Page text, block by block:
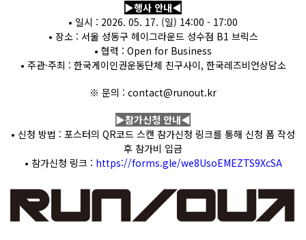
▶행사 안내◀
• 일시 : 2026. 05. 17. (일) 14:00 - 17:00
• 장소 : 서울 성동구 헤이그라운드 성수점 B1 브릭스
• 협력 : Open for Business
• 주관·주최 : 한국게이인권운동단체 친구사이, 한국레즈비언상담소
※ 문의 : contact@runout.kr
▶참가신청 안내◀
• 신청 방법 : 포스터의 QR코드 스캔 참가신청 링크를 통해 신청 폼 작성
후 참가비 입금
• 참가신청 링크 : https://forms.gle/we8UsoEMEZTS9XcSA